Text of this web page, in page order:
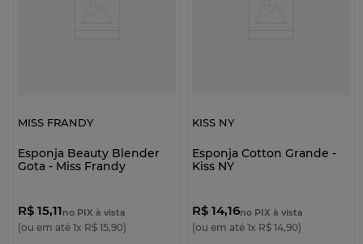
MISS FRANDY
Esponja Beauty Blender
Gota - Miss Frandy
R$ 15,11no PIX à vista
(ou em até 1x R$ 15,90)
KISS NY
Esponja Cotton Grande -
Kiss NY
R$ 14,16no PIX à vista
(ou em até 1x R$ 14,90)